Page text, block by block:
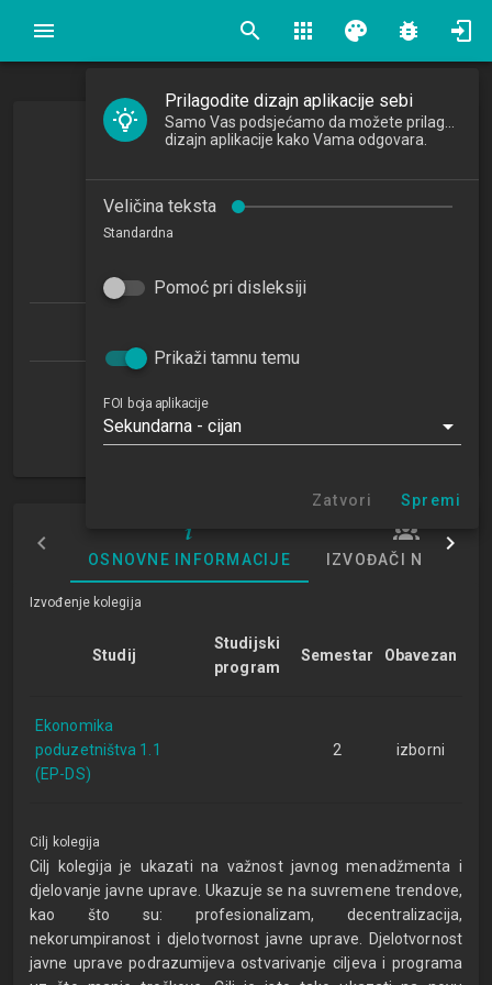
search apps palette bug_report
Javni menadžment
Public Management
2025/2026
NN
OSNOVNE INFORMACIJE IZVOĐAČI NASTAVE
Izvođenje kolegija
Studij
Studijski
program
Semestar Obavezan
Ekonomika
poduzetništva 1.1
(EP-DS)
2 izborni
Cilj kolegija
Cilj kolegija je ukazati na važnost javnog menadžmenta i
djelovanje javne uprave. Ukazuje se na suvremene trendove,
kao što su: profesionalizam, decentralizacija,
nekorumpiranost i djelotvornost javne uprave. Djelotvornost
javne uprave podrazumijeva ostvarivanje ciljeva i programa
Prilagodite dizajn aplikacije sebi
dizajn aplikacije kako Vama odgovara.
Veličina teksta
Standardna
Pomoć pri disleksiji
Prikaži tamnu temu
FOI boja aplikacije
Sekundarna - cijan
Zatvori Spremi